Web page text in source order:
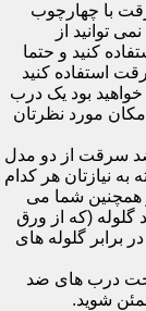
با چهارچوب
توانید از
کنید و حتما
استفاده کنید
بود یک درب
مورد نظرتان
سرقت از دو مدل
نیازتان هر کدام
و همچنین شما می
(که از ورق
برابر گلوله های
درب های ضد
شوید.